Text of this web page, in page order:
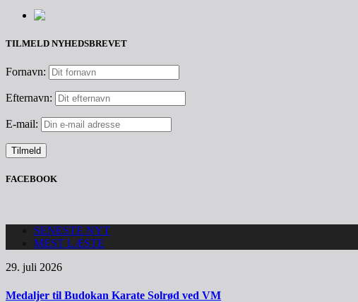
TILMELD NYHEDSBREVET
Fornavn:
Efternavn:
E-mail:
FACEBOOK
SENESTE NYT
MEST LÆSTE
29. juli 2026
Medaljer til Budokan Karate Solrød ved VM